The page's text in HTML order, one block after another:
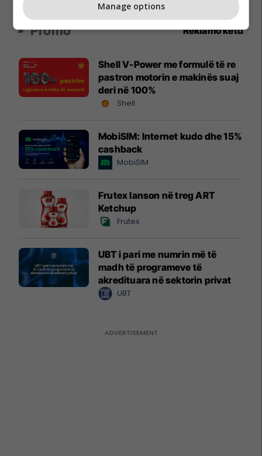
Promo Reklamo këtu
Shell V-Power me formulë të re
pastron motorin e makinës suaj
deri në 100%
Shell
MobiSIM: Internet kudo dhe 15%
cashback
MobiSIM
Frutex lanson në treg ART
Ketchup
Frutex
UBT i pari me numrin më të
madh të programeve të
akredituara në sektorin privat
UBT
Manage options